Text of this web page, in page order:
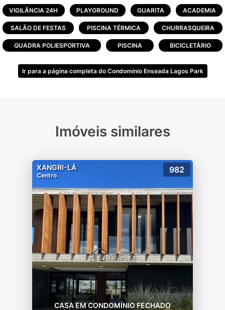
VIGILÂNCIA 24H PLAYGROUND GUARITA ACADEMIA
SALÃO DE FESTAS PISCINA TÉRMICA CHURRASQUEIRA
QUADRA POLIESPORTIVA PISCINA BICICLETÁRIO
Ir para a página completa do Condomínio Enseada Lagos Park
Imóveis similares
XANGRI-LÁ
Centro
982
CASA EM CONDOMÍNIO FECHADO